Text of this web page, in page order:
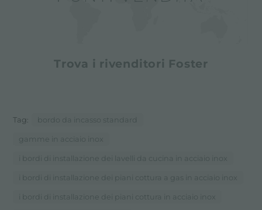
Trova i rivenditori Foster
Tag: bordo da incasso standard
gamme in acciaio inox
i bordi di installazione dei lavelli da cucina in acciaio inox
i bordi di installazione dei piani cottura a gas in acciaio inox
i bordi di installazione dei piani cottura in acciaio inox